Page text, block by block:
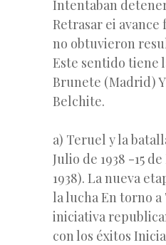
Intentaban
Retrasar ei
no obtuvieron
Este sentido tiene
Brunete (Madrid)
Belchite.
a) Teruel y la
Julio de 1938 -15
1938). La nueva
la lucha En torno
iniciativa
con los éxitos